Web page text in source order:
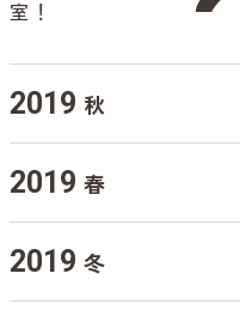
室！
2019 秋
2019 春
2019 冬